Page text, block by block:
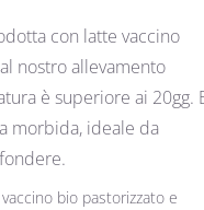
con latte vaccino
nostro allevamento
è superiore ai 20gg.
morbida, ideale da
bio pastorizzato e